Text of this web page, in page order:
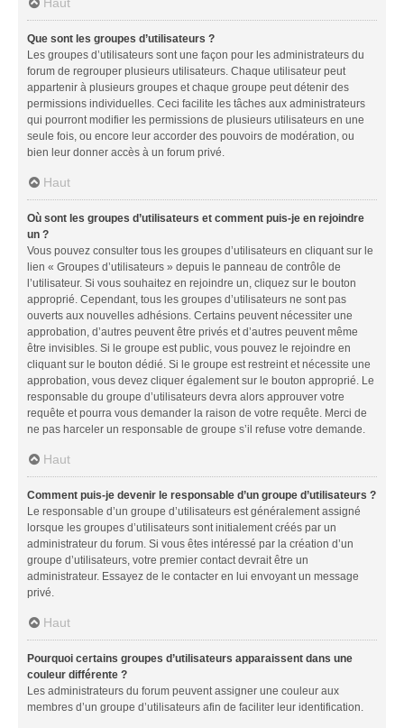
Que sont les groupes d’utilisateurs ?
Les groupes d’utilisateurs sont une façon pour les administrateurs du
forum de regrouper plusieurs utilisateurs. Chaque utilisateur peut
appartenir à plusieurs groupes et chaque groupe peut détenir des
permissions individuelles. Ceci facilite les tâches aux administrateurs
qui pourront modifier les permissions de plusieurs utilisateurs en une
seule fois, ou encore leur accorder des pouvoirs de modération, ou
bien leur donner accès à un forum privé.
Haut
Où sont les groupes d’utilisateurs et comment puis-je en rejoindre
un ?
Vous pouvez consulter tous les groupes d’utilisateurs en cliquant sur le
lien « Groupes d’utilisateurs » depuis le panneau de contrôle de
l’utilisateur. Si vous souhaitez en rejoindre un, cliquez sur le bouton
approprié. Cependant, tous les groupes d’utilisateurs ne sont pas
ouverts aux nouvelles adhésions. Certains peuvent nécessiter une
approbation, d’autres peuvent être privés et d’autres peuvent même
être invisibles. Si le groupe est public, vous pouvez le rejoindre en
cliquant sur le bouton dédié. Si le groupe est restreint et nécessite une
approbation, vous devez cliquer également sur le bouton approprié. Le
responsable du groupe d’utilisateurs devra alors approuver votre
requête et pourra vous demander la raison de votre requête. Merci de
ne pas harceler un responsable de groupe s’il refuse votre demande.
Haut
Comment puis-je devenir le responsable d’un groupe d’utilisateurs ?
Le responsable d’un groupe d’utilisateurs est généralement assigné
lorsque les groupes d’utilisateurs sont initialement créés par un
administrateur du forum. Si vous êtes intéressé par la création d’un
groupe d’utilisateurs, votre premier contact devrait être un
administrateur. Essayez de le contacter en lui envoyant un message
privé.
Haut
Pourquoi certains groupes d’utilisateurs apparaissent dans une
couleur différente ?
Les administrateurs du forum peuvent assigner une couleur aux
membres d’un groupe d’utilisateurs afin de faciliter leur identification.